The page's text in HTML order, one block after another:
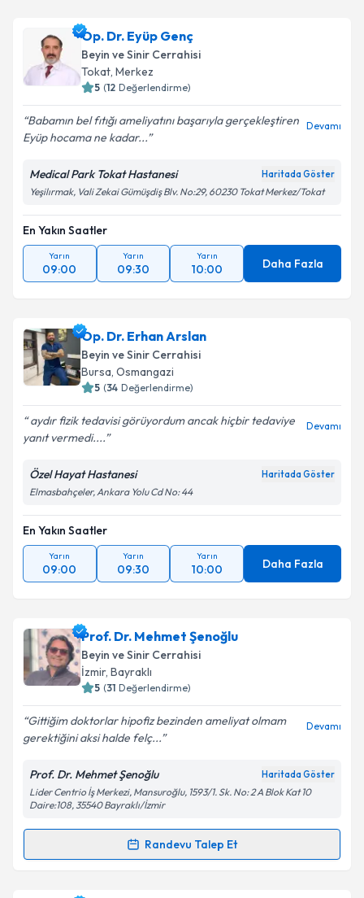
Op. Dr. Eyüp Genç
Beyin ve Sinir Cerrahisi
Tokat, Merkez
5 (12 Değerlendirme)
Babamın bel fıtığı ameliyatını başarıyla gerçekleştiren
Eyüp hocama ne kadar...
Devamı
Medical Park Tokat Hastanesi Haritada Göster
Yeşilırmak, Vali Zekai Gümüşdiş Blv. No:29, 60230 Tokat Merkez/Tokat
En Yakın Saatler
Yarın
09:00
Yarın
09:30
Yarın
10:00 Daha Fazla
Op. Dr. Erhan Arslan
Beyin ve Sinir Cerrahisi
Bursa, Osmangazi
5 (34 Değerlendirme)
aydır fizik tedavisi görüyordum ancak hiçbir tedaviye
yanıt vermedi....
Devamı
Özel Hayat Hastanesi Haritada Göster
Elmasbahçeler, Ankara Yolu Cd No: 44
En Yakın Saatler
Yarın
09:00
Yarın
09:30
Yarın
10:00 Daha Fazla
Prof. Dr. Mehmet Şenoğlu
Beyin ve Sinir Cerrahisi
İzmir, Bayraklı
5 (31 Değerlendirme)
Gittiğim doktorlar hipofiz bezinden ameliyat olmam
gerektiğini aksi halde felç...
Devamı
Prof. Dr. Mehmet Şenoğlu Haritada Göster
Lider Centrio İş Merkezi, Mansuroğlu, 1593/1. Sk. No: 2 A Blok Kat 10
Daire:108, 35540 Bayraklı/İzmir
Randevu Talep Et
Randevu Takvimi Talebi